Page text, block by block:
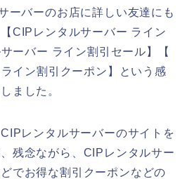
ーバーのお店に詳しい友達にも
CIPレンタルサーバー ライン
ーバー ライン割引セール】【
イン割引クーポン】という感
ました。
レンタルサーバーのサイトを
残念ながら、CIPレンタルサー
でお得な割引クーポンなどの